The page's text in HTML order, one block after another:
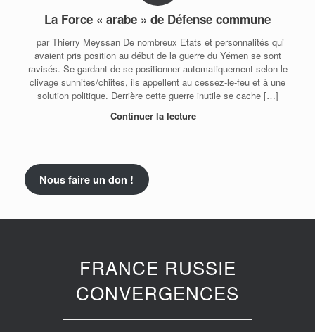
La Force « arabe » de Défense commune
par Thierry Meyssan De nombreux Etats et personnalités qui
avaient pris position au début de la guerre du Yémen se sont
ravisés. Se gardant de se positionner automatiquement selon le
clivage sunnites/chiites, ils appellent au cessez-le-feu et à une
solution politique. Derrière cette guerre inutile se cache […]
Continuer la lecture
Nous faire un don !
FRANCE RUSSIE
CONVERGENCES